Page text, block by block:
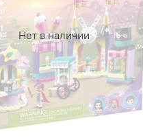
Нет в наличии